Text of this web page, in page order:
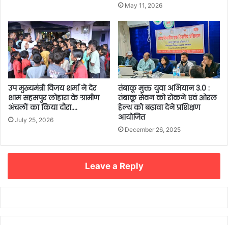
May 11, 2026
उप मुख्यमंत्री विजय शर्मा ने देर
शाम सहसपुर लोहारा के ग्रामीण
अंचलों का किया दौरा….
July 25, 2026
तंबाकू मुक्त युवा अभियान 3.0 :
तंबाकू सेवन को रोकने एवं ओरल
हेल्थ को बढ़ावा देने प्रशिक्षण
आयोजित
December 26, 2025
Leave a Reply